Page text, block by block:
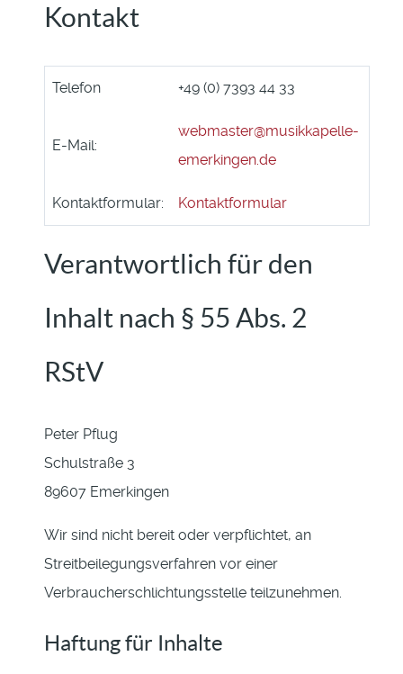
Kontakt
Telefon +49 (0) 7393 44 33
E-Mail:
webmaster@musikkapelle-
emerkingen.de
Kontaktformular: Kontaktformular
Verantwortlich für den
Inhalt nach § 55 Abs. 2
RStV
Peter Pflug
Schulstraße 3
89607 Emerkingen
Wir sind nicht bereit oder verpflichtet, an
Streitbeilegungsverfahren vor einer
Verbraucherschlichtungsstelle teilzunehmen.
Haftung für Inhalte